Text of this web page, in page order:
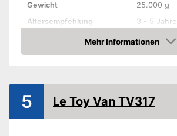
Gewicht
25.000 g
Altersempfehlung
3 - 5 Jahre
Holz
Mehr Informationen
Amazon
5 Le Toy Van TV317